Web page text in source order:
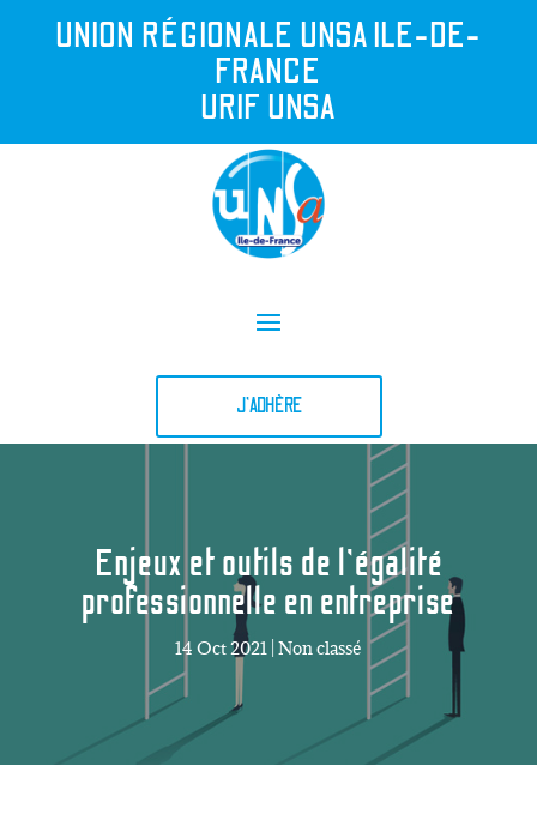
UNION RÉGIONALE UNSA ILE-DE-
FRANCE
URIF UNSA
J'ADHÈRE
Enjeux et outils de l’égalité
professionnelle en entreprise
14 Oct 2021 Non classé